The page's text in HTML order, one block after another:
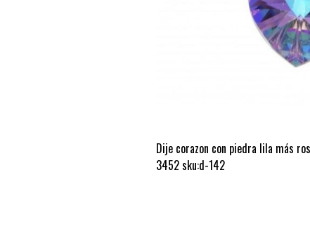
Dije corazon con piedra lila más
3452 sku:d-142